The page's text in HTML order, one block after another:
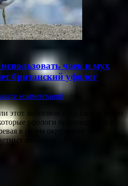
чаек и мух
британский уфолог
комментарий
этот заголовок и да, скорее всего
уфологи превращаются в
в своем окружении все
шпионов". Но, …